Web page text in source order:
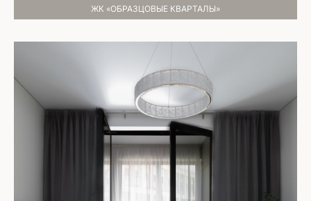
ЖК «ОБРАЗЦОВЫЕ КВАРТАЛЫ»